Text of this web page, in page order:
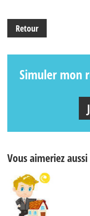
Retour
Simuler mon
Vous aimeriez aussi